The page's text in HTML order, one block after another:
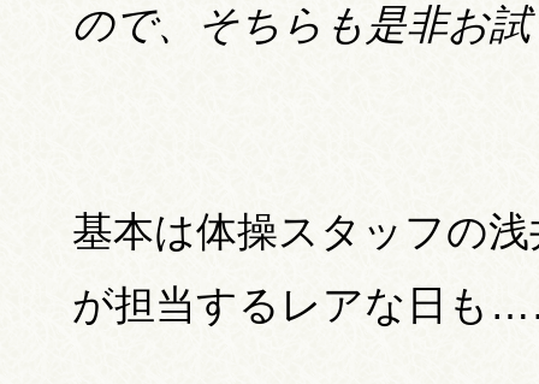
ので、そちらも是非お
基本は体操スタッフの
が担当するレアな日も